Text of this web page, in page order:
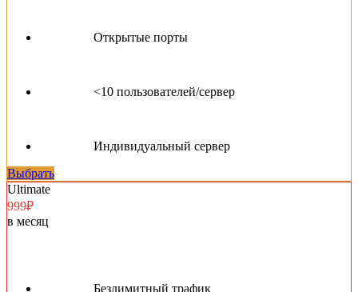
Открытые порты
<10 пользователей/сервер
Индивидуальный сервер
Выбрать
Ultimate
999₽
в месяц
Безлимитный трафик